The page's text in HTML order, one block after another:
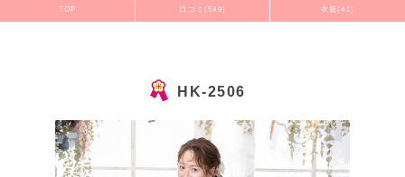
TOP 口コミ(549) 衣装(41)
HK-2506